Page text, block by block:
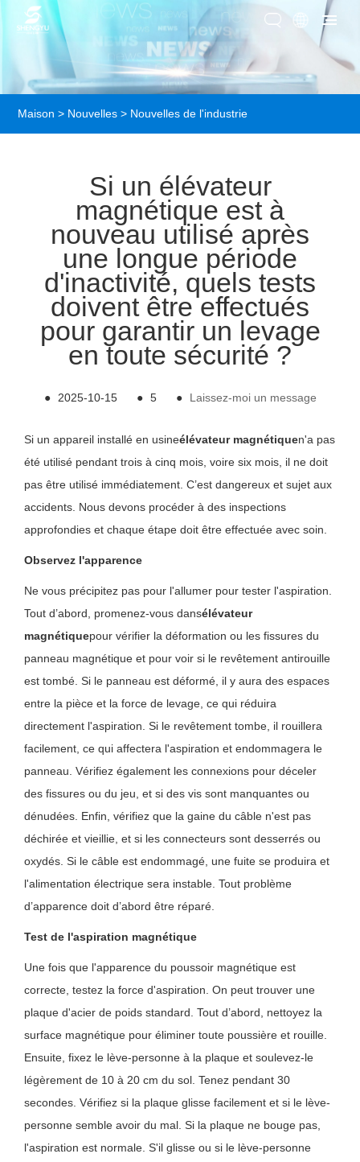
Maison > Nouvelles > Nouvelles de l'industrie
Si un élévateur
magnétique est à
nouveau utilisé après
une longue période
d'inactivité, quels tests
doivent être effectués
pour garantir un levage
en toute sécurité ?
● 2025-10-15 ● 5 ● Laissez-moi un message
Si un appareil installé en usineélévateur magnétiquen'a pas
été utilisé pendant trois à cinq mois, voire six mois, il ne doit
pas être utilisé immédiatement. C’est dangereux et sujet aux
accidents. Nous devons procéder à des inspections
approfondies et chaque étape doit être effectuée avec soin.
Observez l'apparence
Ne vous précipitez pas pour l'allumer pour tester l'aspiration.
Tout d’abord, promenez-vous dansélévateur
magnétiquepour vérifier la déformation ou les fissures du
panneau magnétique et pour voir si le revêtement antirouille
est tombé. Si le panneau est déformé, il y aura des espaces
entre la pièce et la force de levage, ce qui réduira
directement l'aspiration. Si le revêtement tombe, il rouillera
facilement, ce qui affectera l'aspiration et endommagera le
panneau. Vérifiez également les connexions pour déceler
des fissures ou du jeu, et si des vis sont manquantes ou
dénudées. Enfin, vérifiez que la gaine du câble n'est pas
déchirée et vieillie, et si les connecteurs sont desserrés ou
oxydés. Si le câble est endommagé, une fuite se produira et
l'alimentation électrique sera instable. Tout problème
d’apparence doit d’abord être réparé.
Test de l'aspiration magnétique
Une fois que l'apparence du poussoir magnétique est
correcte, testez la force d'aspiration. On peut trouver une
plaque d'acier de poids standard. Tout d’abord, nettoyez la
surface magnétique pour éliminer toute poussière et rouille.
Ensuite, fixez le lève-personne à la plaque et soulevez-le
légèrement de 10 à 20 cm du sol. Tenez pendant 30
secondes. Vérifiez si la plaque glisse facilement et si le lève-
personne semble avoir du mal. Si la plaque ne bouge pas,
l'aspiration est normale. S'il glisse ou si le lève-personne